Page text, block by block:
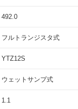
492.0
フルトランジスタ式
YTZ12S
ウェットサンプ式
1.1